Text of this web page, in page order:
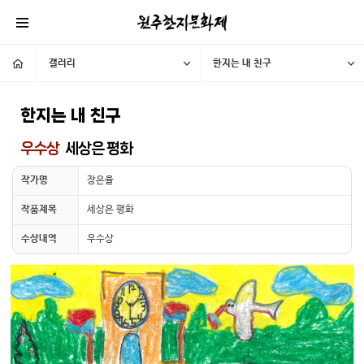
갤러리 한지는 내 친구
한지는 내 친구
우수상세상은 평화
작가명 장은율
작품제목 세상은 평화
수상내역 우수상